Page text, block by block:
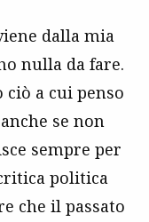
dalla mia
nulla da fare.
ciò a cui penso
se non
sempre per
politica
che il passato